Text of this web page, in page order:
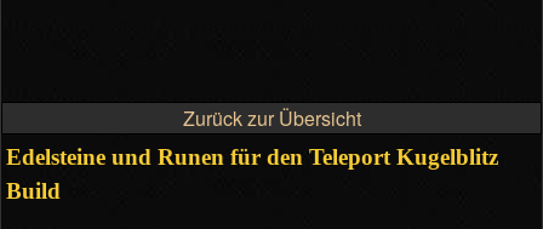
Zurück zur Übersicht
Edelsteine und Runen für den Teleport Kugelblitz
Build